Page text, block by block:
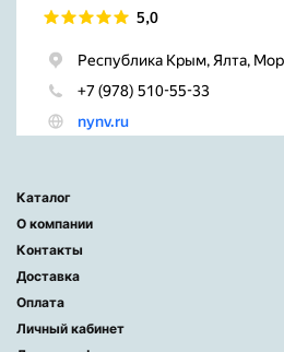
Каталог
О компании
Контакты
Доставка
Оплата
Личный кабинет